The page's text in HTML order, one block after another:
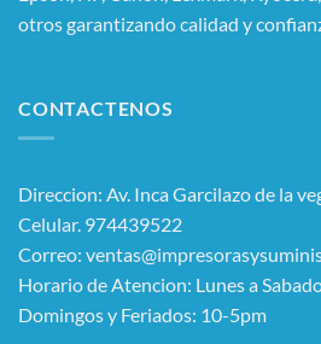
otros garantizando calidad y
CONTACTENOS
Direccion: Av. Inca Garcilazo de la
Celular. 974439522
Correo:
Horario de Atencion: Lunes a
Domingos y Feriados: 10-5pm